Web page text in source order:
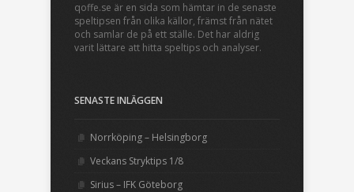
qoffe.se är en sida som hämtar in de senaste
speltipsen från olika källor, främst från nätet
och samlar de på ett ställe. Det har aldrig
varit lättare att hitta speltips och analyser.
SENASTE INLÄGGEN
Norrköping – Helsingborg
Veckans Stryktips 1/8
Sirius – IFK Göteborg